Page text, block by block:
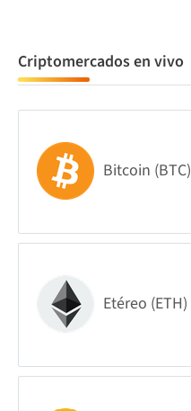
Criptomercados en vivo
Bitcoin (BTC)
Etéreo (ETH)